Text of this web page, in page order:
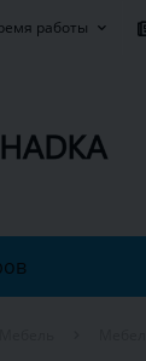
работы